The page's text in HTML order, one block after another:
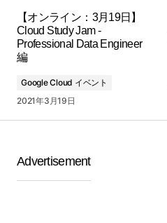
【オンライン：3月19日】
Cloud Study Jam -
Professional Data Engineer
編
Google Cloud イベント
2021年3月19日
Advertisement